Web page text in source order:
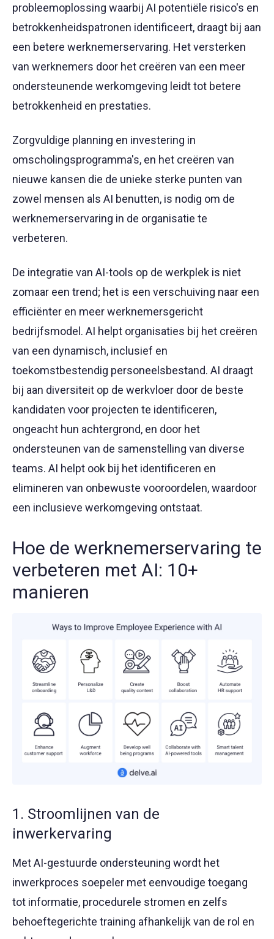
probleemoplossing waarbij AI potentiële risico's en
betrokkenheidspatronen identificeert, draagt bij aan
een betere werknemerservaring. Het versterken
van werknemers door het creëren van een meer
ondersteunende werkomgeving leidt tot betere
betrokkenheid en prestaties.
Zorgvuldige planning en investering in
omscholingsprogramma's, en het creëren van
nieuwe kansen die de unieke sterke punten van
zowel mensen als AI benutten, is nodig om de
werknemerservaring in de organisatie te
verbeteren.
De integratie van AI-tools op de werkplek is niet
zomaar een trend; het is een verschuiving naar een
efficiënter en meer werknemersgericht
bedrijfsmodel. AI helpt organisaties bij het creëren
van een dynamisch, inclusief en
toekomstbestendig personeelsbestand. AI draagt
bij aan diversiteit op de werkvloer door de beste
kandidaten voor projecten te identificeren,
ongeacht hun achtergrond, en door het
ondersteunen van de samenstelling van diverse
teams. AI helpt ook bij het identificeren en
elimineren van onbewuste vooroordelen, waardoor
een inclusieve werkomgeving ontstaat.
Hoe de werknemerservaring te
verbeteren met AI: 10+
manieren
1. Stroomlijnen van de
inwerkervaring
Met AI-gestuurde ondersteuning wordt het
inwerkproces soepeler met eenvoudige toegang
tot informatie, procedurele stromen en zelfs
behoeftegerichte training afhankelijk van de rol en